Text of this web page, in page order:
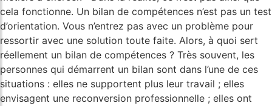
cela fonctionne. Un bilan de compétences n’est pas un test
d’orientation. Vous n’entrez pas avec un problème pour
ressortir avec une solution toute faite. Alors, à quoi sert
réellement un bilan de compétences ? Très souvent, les
personnes qui démarrent un bilan sont dans l’une de ces
situations : elles ne supportent plus leur travail ; elles
envisagent une reconversion professionnelle ; elles ont